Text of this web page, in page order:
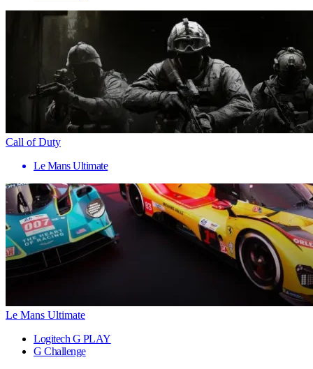
Call of Duty
Le Mans Ultimate
Le Mans Ultimate
Logitech G PLAY
G Challenge